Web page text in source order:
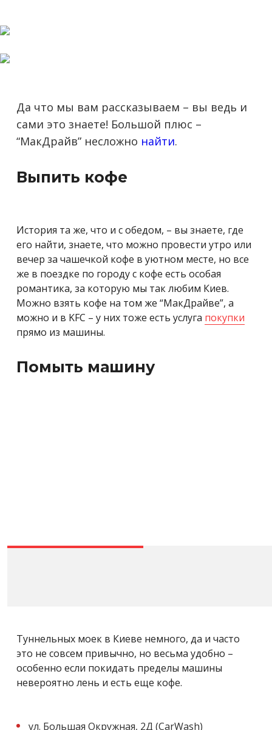
Да что мы вам рассказываем – вы ведь и
сами это знаете! Большой плюс –
“МакДрайв” несложно найти.
Выпить кофе
История та же, что и с обедом, – вы знаете, где
его найти, знаете, что можно провести утро или
вечер за чашечкой кофе в уютном месте, но все
же в поездке по городу с кофе есть особая
романтика, за которую мы так любим Киев.
Можно взять кофе на том же “МакДрайве”, а
можно и в KFC – у них тоже есть услуга покупки
прямо из машины.
Помыть машину
Туннельных моек в Киеве немного, да и часто
это не совсем привычно, но весьма удобно –
особенно если покидать пределы машины
невероятно лень и есть еще кофе.
ул. Большая Окружная, 2Д (CarWash)